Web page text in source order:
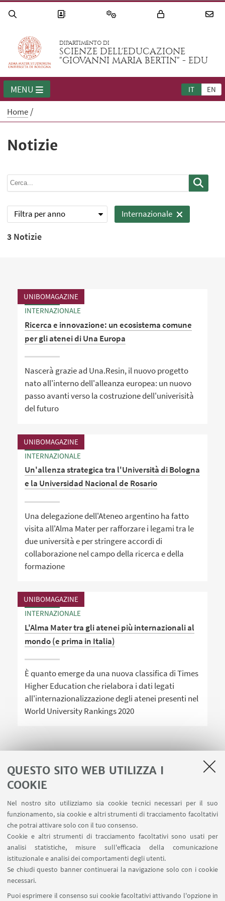
QUESTO SITO WEB UTILIZZA I
COOKIE
Nel nostro sito utilizziamo sia cookie tecnici necessari per il suo
funzionamento, sia cookie e altri strumenti di tracciamento facoltativi
che potrai attivare solo con il tuo consenso.
Cookie e altri strumenti di tracciamento facoltativi sono usati per
analisi statistiche, misure sull'efficacia della comunicazione
istituzionale e analisi dei comportamenti degli utenti.
Se chiudi questo banner continuerai la navigazione solo con i cookie
necessari.
Puoi esprimere il consenso sui cookie facoltativi attivando l'opzione in
DIPARTIMENTO DI
SCIENZE DELL'EDUCAZIONE
"GIOVANNI MARIA BERTIN" - EDU
IT EN
MENU
Home
Notizie
Filtra per anno Internazionale
3 Notizie
UNIBOMAGAZINE
INTERNAZIONALE
Ricerca e innovazione: un ecosistema comune
per gli atenei di Una Europa
Nascerà grazie ad Una.Resin, il nuovo progetto
nato all'interno dell'alleanza europea: un nuovo
passo avanti verso la costruzione dell'univerisità
del futuro
UNIBOMAGAZINE
INTERNAZIONALE
Un'allenza strategica tra l'Università di Bologna
e la Universidad Nacional de Rosario
Una delegazione dell'Ateneo argentino ha fatto
visita all'Alma Mater per rafforzare i legami tra le
due università e per stringere accordi di
collaborazione nel campo della ricerca e della
formazione
UNIBOMAGAZINE
INTERNAZIONALE
L'Alma Mater tra gli atenei più internazionali al
mondo (e prima in Italia)
È quanto emerge da una nuova classifica di Times
Higher Education che rielabora i dati legati
all'internazionalizzazione degli atenei presenti nel
World University Rankings 2020
Area riservata
Contatti
SEGUI IL DIPARTIMENTO SU:
SEGUI UNIBO SU: